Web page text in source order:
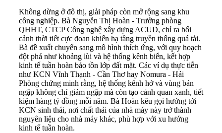
Không dừng ở đô thị, giải pháp còn mở rộng sang khu
công nghiệp. Bà Nguyễn Thị Hoàn - Trưởng phòng
QHHT, CTCP Công nghệ xây dựng ACUD, chỉ ra bối
cảnh thời tiết cực đoan khiến hạ tầng truyền thống quá tải.
Bà đề xuất chuyển sang mô hình thích ứng, với quy hoạch
đột phá như khoảng lùi và hệ thống kênh biển, kết hợp
kinh tế tuần hoàn bảo tồn lớp đất mặt. Các ví dụ thực tiễn
như KCN Vĩnh Thạnh - Cần Thơ hay Nomura - Hải
Phòng chứng minh rằng, hệ thống kênh hở và vùng bán
ngập không chỉ giảm ngập mà còn tạo cảnh quan xanh, tiết
kiệm hàng tỷ đồng mỗi năm. Bà Hoàn kêu gọi hướng tới
KCN sinh thái, nơi chất thải của nhà máy này trở thành
nguyên liệu cho nhà máy khác, phù hợp với xu hướng
kinh tế tuần hoàn.